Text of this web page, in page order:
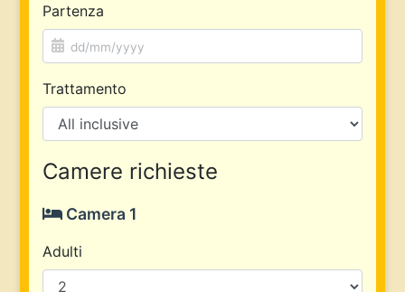
Partenza
Trattamento
Camere richieste
Camera 1
Adulti